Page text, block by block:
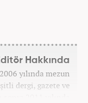
Hakkında
yılında mezun
dergi, gazete ve
2011 yılında